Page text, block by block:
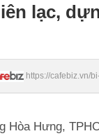
lạc,
https://cafebiz.vn/
Hòa Hưng,